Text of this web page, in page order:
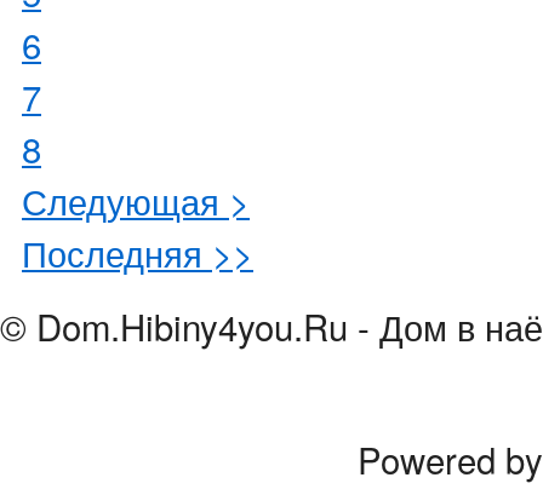
6
7
8
Следующая >
Последняя >>
© Dom.Hibiny4you.Ru - Дом в
Powered